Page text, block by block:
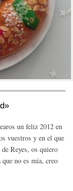
un feliz 2012 en
vuestros y en el que
Reyes, os quiero
no es mía, creo